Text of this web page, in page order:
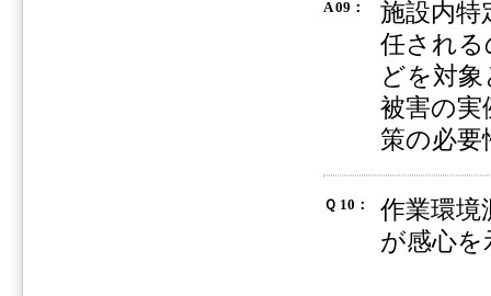
A 09：
施設内特
任される
どを対
被害の実
策の必要
Ｑ 10：
作業環境
が感心